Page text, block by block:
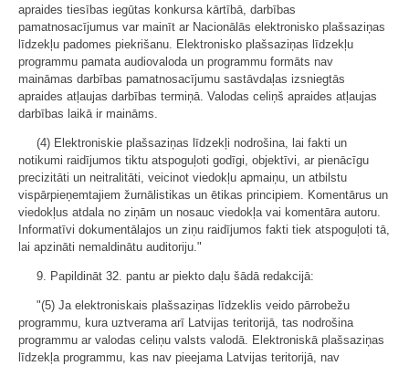
apraides tiesības iegūtas konkursa kārtībā, darbības
pamatnosacījumus var mainīt ar Nacionālās elektronisko plašsaziņas
līdzekļu padomes piekrišanu. Elektronisko plašsaziņas līdzekļu
programmu pamata audiovaloda un programmu formāts nav
maināmas darbības pamatnosacījumu sastāvdaļas izsniegtās
apraides atļaujas darbības termiņā. Valodas celiņš apraides atļaujas
darbības laikā ir maināms.
(4) Elektroniskie plašsaziņas līdzekļi nodrošina, lai fakti un
notikumi raidījumos tiktu atspoguļoti godīgi, objektīvi, ar pienācīgu
precizitāti un neitralitāti, veicinot viedokļu apmaiņu, un atbilstu
vispārpieņemtajiem žurnālistikas un ētikas principiem. Komentārus un
viedokļus atdala no ziņām un nosauc viedokļa vai komentāra autoru.
Informatīvi dokumentālajos un ziņu raidījumos fakti tiek atspoguļoti tā,
lai apzināti nemaldinātu auditoriju."
9. Papildināt 32. pantu ar piekto daļu šādā redakcijā:
"(5) Ja elektroniskais plašsaziņas līdzeklis veido pārrobežu
programmu, kura uztverama arī Latvijas teritorijā, tas nodrošina
programmu ar valodas celiņu valsts valodā. Elektroniskā plašsaziņas
līdzekļa programmu, kas nav pieejama Latvijas teritorijā, nav